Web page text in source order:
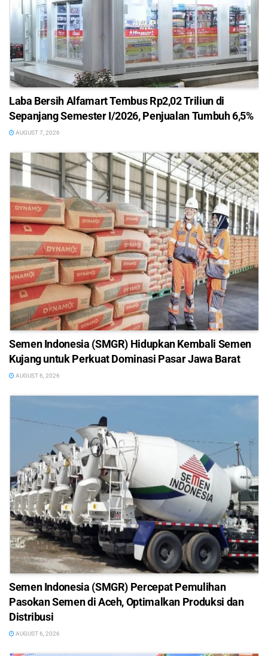
Laba Bersih Alfamart Tembus Rp2,02 Triliun di
Sepanjang Semester I/2026, Penjualan Tumbuh 6,5%
AUGUST 7, 2026
Semen Indonesia (SMGR) Hidupkan Kembali Semen
Kujang untuk Perkuat Dominasi Pasar Jawa Barat
AUGUST 6, 2026
Semen Indonesia (SMGR) Percepat Pemulihan
Pasokan Semen di Aceh, Optimalkan Produksi dan
Distribusi
AUGUST 6, 2026